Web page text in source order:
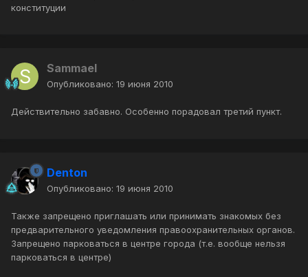
конституции
Sammael
Опубликовано: 19 июня 2010
Действительно забавно. Особенно порадовал третий пункт.
Denton
Опубликовано: 19 июня 2010
Также запрещено приглашать или принимать знакомых без
предварительного уведомления правоохранительных органов.
Запрещено парковаться в центре города (т.е. вообще нельзя
парковаться в центре)